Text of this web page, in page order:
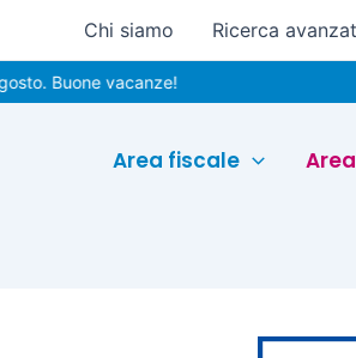
Chi siamo Ricerca
vacanze!
Area fiscale